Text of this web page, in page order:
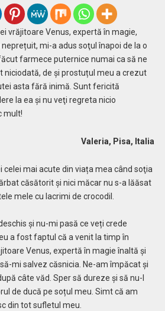
vrăjitoare Venus, expertă în magie,
mi-a adus soţul înapoi de la o
farmece puternice numai ca să ne
niciodată, de și prostuțul meu a crezut
asta fără inimă. Sunt fericită
la ea şi nu veţi regreta nicio
mult!
Pisa, Italia
celei mai acute din viața mea când soţia
căsătorit și nici măcar nu s-a lăăsat
mele cu lacrimi de crocodil.
și nu-mi pasă ce veți crede
a fost faptul că a venit la timp în
Venus, expertă în magie înaltă şi
mi salvez căsnicia. Ne-am împăcat şi
câte văd. Sper să dureze și să nu-l
de ducă pe soțul meu. Simt că am
din tot sufletul meu.